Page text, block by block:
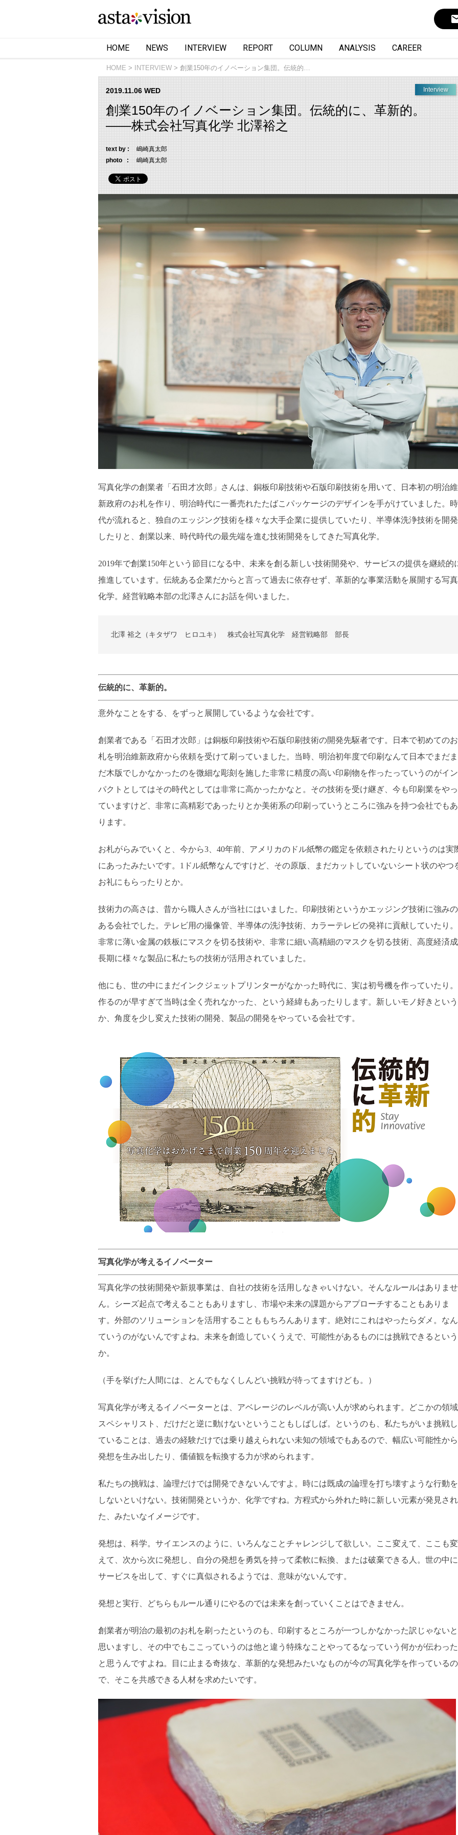
HOME NEWS INTERVIEW REPORT COLUMN ANALYSIS CAREER
HOME INTERVIEW 創業150年のイノベーション集団。伝統的…
Interview
2019.11.06 WED
創業150年のイノベーション集団。伝統的に、革新的。
——株式会社写真化学 北澤裕之
text by :
嶋崎真太郎
photo :
嶋崎真太郎
写真化学の創業者「石田才次郎」さんは、銅板印刷技術や石版印刷技術を用いて、日本初の明治維
新政府のお札を作り、明治時代に一番売れたたばこパッケージのデザインを手がけていました。時
代が流れると、独自のエッジング技術を様々な大手企業に提供していたり、半導体洗浄技術を開発
したりと、創業以来、時代時代の最先端を進む技術開発をしてきた写真化学。
2019年で創業150年という節目になる中、未来を創る新しい技術開発や、サービスの提供を継続的
推進しています。伝統ある企業だからと言って過去に依存せず、革新的な事業活動を展開する写真
化学。経営戦略本部の北澤さんにお話を伺いました。
北澤 裕之（キタザワ ヒロユキ） 株式会社写真化学 経営戦略部 部長
伝統的に、革新的。
意外なことをする、をずっと展開しているような会社です。
創業者である「石田才次郎」は銅板印刷技術や石版印刷技術の開発先駆者です。日本で初めてのお
札を明治維新政府から依頼を受けて刷っていました。当時、明治初年度で印刷なんて日本でまだま
だ木版でしかなかったのを微細な彫刻を施した非常に精度の高い印刷物を作ったっていうのがイン
パクトとしてはその時代としては非常に高かったかなと。その技術を受け継ぎ、今も印刷業をやっ
ていますけど、非常に高精彩であったりとか美術系の印刷っていうところに強みを持つ会社でもあ
ります。
お札がらみでいくと、今から3、40年前、アメリカのドル紙幣の鑑定を依頼されたりというのは実
にあったみたいです。1ドル紙幣なんですけど、その原版、まだカットしていないシート状のやつ
お礼にもらったりとか。
技術力の高さは、昔から職人さんが当社にはいました。印刷技術というかエッジング技術に強みの
ある会社でした。テレビ用の撮像管、半導体の洗浄技術、カラーテレビの発祥に貢献していたり。
非常に薄い金属の鉄板にマスクを切る技術や、非常に細い高精細のマスクを切る技術、高度経済成
長期に様々な製品に私たちの技術が活用されていました。
他にも、世の中にまだインクジェットプリンターがなかった時代に、実は初号機を作っていたり。
作るのが早すぎて当時は全く売れなかった、という経緯もあったりします。新しいモノ好きという
か、角度を少し変えた技術の開発、製品の開発をやっている会社です。
写真化学が考えるイノベーター
写真化学の技術開発や新規事業は、自社の技術を活用しなきゃいけない。そんなルールはありませ
ん。シーズ起点で考えることもありますし、市場や未来の課題からアプローチすることもありま
す。外部のソリューションを活用することももちろんあります。絶対にこれはやったらダメ。なん
ていうのがないんですよね。未来を創造していくうえで、可能性があるものには挑戦できるという
か。
（手を挙げた人間には、とんでもなくしんどい挑戦が待ってますけども。）
写真化学が考えるイノベーターとは、アベレージのレベルが高い人が求められます。どこかの領域
スペシャリスト、だけだと逆に動けないということもしばしば。というのも、私たちがいま挑戦し
ていることは、過去の経験だけでは乗り越えられない未知の領域でもあるので、幅広い可能性から
発想を生み出したり、価値観を転換する力が求められます。
私たちの挑戦は、論理だけでは開発できないんですよ。時には既成の論理を打ち壊すような行動を
しないといけない。技術開発というか、化学ですね。方程式から外れた時に新しい元素が発見され
た、みたいなイメージです。
発想は、科学。サイエンスのように、いろんなことチャレンジして欲しい。ここ変えて、ここも変
えて、次から次に発想し、自分の発想を勇気を持って柔軟に転換、または破棄できる人。世の中に
サービスを出して、すぐに真似されるようでは、意味がないんです。
発想と実行、どちらもルール通りにやるのでは未来を創っていくことはできません。
創業者が明治の最初のお札を刷ったというのも、印刷するところが一つしかなかった訳じゃないと
思いますし、その中でもここっていうのは他と違う特殊なことやってるなっていう何かが伝わった
と思うんですよね。目に止まる奇抜な、革新的な発想みたいなものが今の写真化学を作っているの
で、そこを共感できる人材を求めたいです。